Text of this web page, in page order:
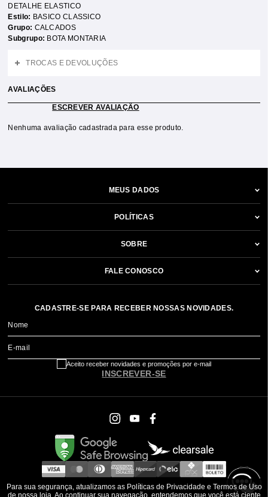
DETALHE ELASTICO
Estilo: BASICO CLASSICO
Grupo: CALCADOS
Subgrupo: BOTA MONTARIA
TROCAS E DEVOLUÇÕES
AVALIAÇÕES
ESCREVER AVALIAÇÃO
Nenhuma avaliação cadastrada para esse produto.
MEUS DADOS
POLÍTICAS
SOBRE
FALE CONOSCO
CADASTRE-SE PARA RECEBER NOSSAS NOVIDADES.
Nome
E-mail
INSCREVER-SE
Aceito receber novidades e promoções por e-mail
Para sua segurança, atualizamos as Políticas de Privacidade e Termos de Uso
de nossa loja. Ao continuar sua navegação, entendemos que você está ciente